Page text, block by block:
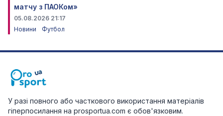
матчу з ПАОКом»
05.08.2026 21:17
Новини
Футбол
У разі повного або часткового використання матеріалів
гіперпосилання на prosportua.com є обов'язковим.